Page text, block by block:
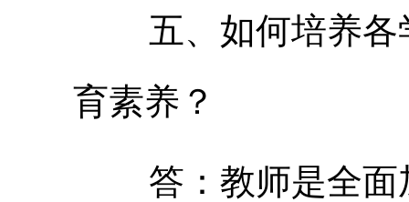
五、如何培养各
育素养？
答：教师是全面